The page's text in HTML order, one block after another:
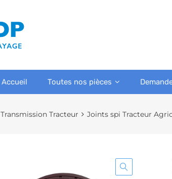
Accueil Toutes nos pièces
Transmission Tracteur Joints spi Tracteur